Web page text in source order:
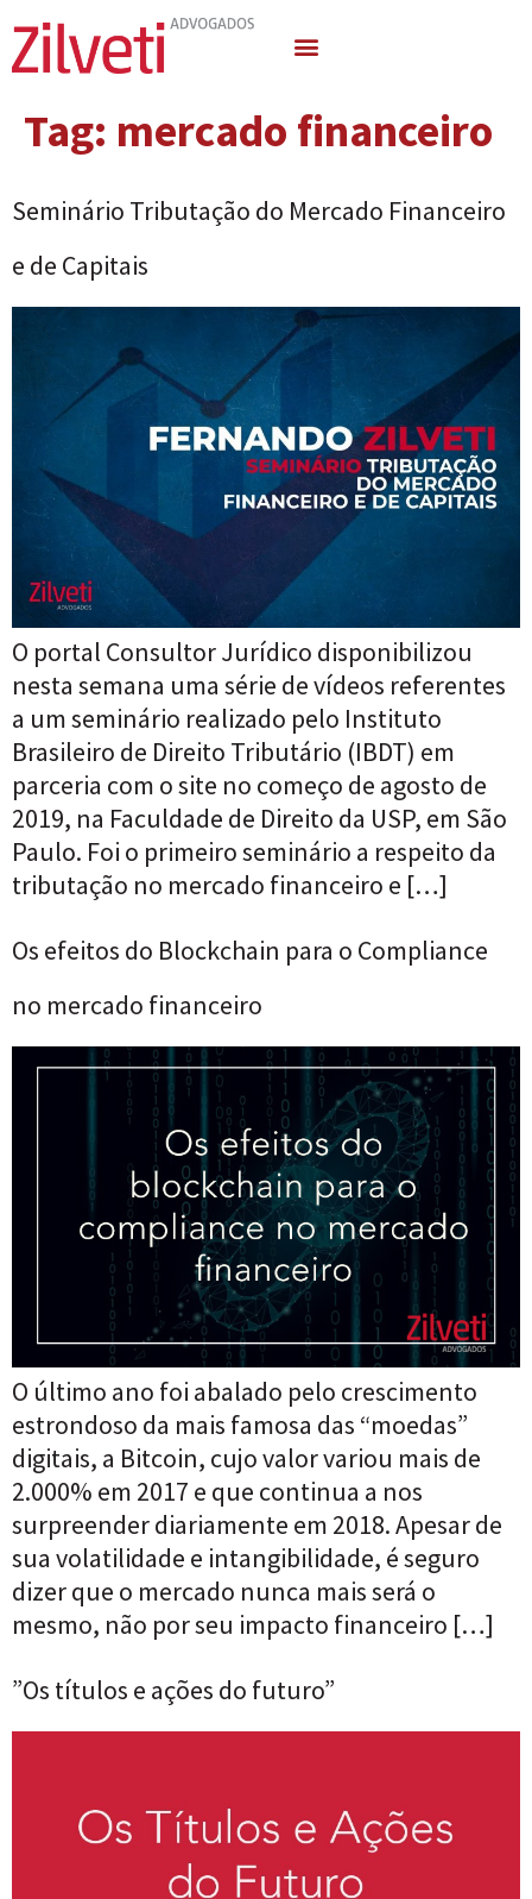
Tag: mercado financeiro
Seminário Tributação do Mercado Financeiro
e de Capitais
O portal Consultor Jurídico disponibilizou
nesta semana uma série de vídeos referentes
a um seminário realizado pelo Instituto
Brasileiro de Direito Tributário (IBDT) em
parceria com o site no começo de agosto de
2019, na Faculdade de Direito da USP, em São
Paulo. Foi o primeiro seminário a respeito da
tributação no mercado financeiro e […]
Os efeitos do Blockchain para o Compliance
no mercado financeiro
O último ano foi abalado pelo crescimento
estrondoso da mais famosa das “moedas”
digitais, a Bitcoin, cujo valor variou mais de
2.000% em 2017 e que continua a nos
surpreender diariamente em 2018. Apesar de
sua volatilidade e intangibilidade, é seguro
dizer que o mercado nunca mais será o
mesmo, não por seu impacto financeiro […]
”Os títulos e ações do futuro”